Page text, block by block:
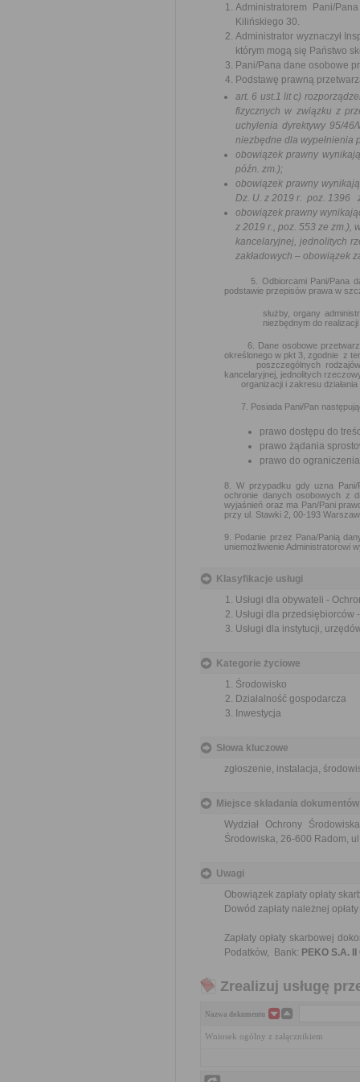
Administratorem Pani/
Kilińskiego 30.
Administrator wyznaczył
którym mogą się Państwo
Pani/Pana dane osobowe
Podstawę prawną
art. 6 ust.1 lit c)
fizycznych w związku z
uchylenia dyrektywy 95/
niezbędne dla wypełnienia
obowiązek prawny
późn. zm.);
obowiązek prawny
Dz. U. z 2019 r. poz. 1396
obowiązek prawny
z 2019 r., poz. 553 ze zm.),
kancelaryjnej, jednolitych
zakładowych – obowiązek
5. Odbiorcami Pani/Pana
podstawie przepisów prawa w
służby, organy
niezbędnym do
6. Dane osobowe
określonego w pkt 3, zgodnie z
poszczególnych rodzajów
kancelaryjnej, jednolitych
organizacji i zakresu działania
7. Posiada Pani/Pan
prawo dostępu do
prawo żądania
prawo do
8. W przypadku gdy uzna Pani/
ochronie danych osobowych z
wyjaśnień oraz ma Pan/Pani
przy ul. Stawki 2, 00-193
9. Podanie przez Pana/Panią
uniemożliwienie Administratorowi
Klasyfikacje usługi
Usługi dla obywateli -
Usługi dla
Usługi dla instytucji,
Kategorie życiowe
Środowisko
Działalność gospodarcza
Inwestycja
Słowa kluczowe
zgłoszenie, instalacja,
Miejsce składania dokumentów
Wydział Ochrony
Środowiska, 26-600 Radom,
Uwagi
Obowiązek zapłaty opłaty
Dowód zapłaty należnej
Zapłaty opłaty skarbowej
Podatków, Bank: PEKO S.A.
Zrealizuj usługę
Nazwa dokumentu
Wniosek ogólny z załącznikiem